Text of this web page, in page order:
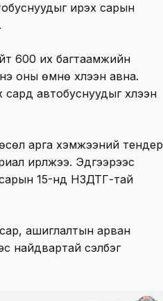
ирэх сарын
600 их багтаамжийн
оны өмнө хүлээн авна.
автобуснуудыг хүлээн
арга хэмжээний тендер
ирүүлжээ. Эдгээрээс
15-нд НЗДТГ-тай
ашиглалтын арван
найдвартай сэлбэг